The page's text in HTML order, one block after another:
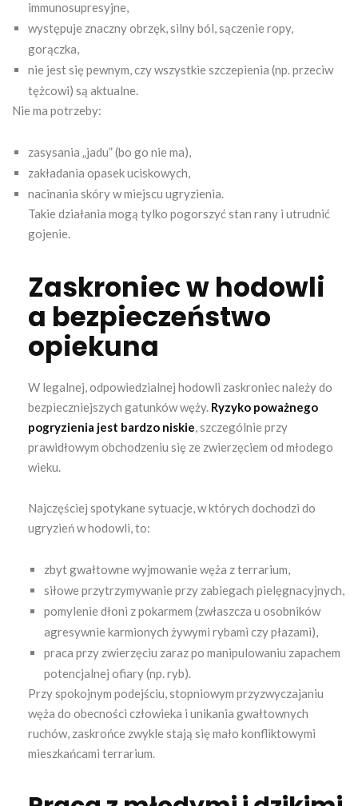
immunosupresyjne,
występuje znaczny obrzęk, silny ból, sączenie ropy,
gorączka,
nie jest się pewnym, czy wszystkie szczepienia (np. przeciw
tężcowi) są aktualne.
Nie ma potrzeby:
zasysania „jadu” (bo go nie ma),
zakładania opasek uciskowych,
nacinania skóry w miejscu ugryzienia.
Takie działania mogą tylko pogorszyć stan rany i utrudnić
gojenie.
Zaskroniec w hodowli
a bezpieczeństwo
opiekuna
W legalnej, odpowiedzialnej hodowli zaskroniec należy do
bezpieczniejszych gatunków węży. Ryzyko poważnego
pogryzienia jest bardzo niskie, szczególnie przy
prawidłowym obchodzeniu się ze zwierzęciem od młodego
wieku.
Najczęściej spotykane sytuacje, w których dochodzi do
ugryzień w hodowli, to:
zbyt gwałtowne wyjmowanie węża z terrarium,
siłowe przytrzymywanie przy zabiegach pielęgnacyjnych,
pomylenie dłoni z pokarmem (zwłaszcza u osobników
agresywnie karmionych żywymi rybami czy płazami),
praca przy zwierzęciu zaraz po manipulowaniu zapachem
potencjalnej ofiary (np. ryb).
Przy spokojnym podejściu, stopniowym przyzwyczajaniu
węża do obecności człowieka i unikania gwałtownych
ruchów, zaskrońce zwykle stają się mało konfliktowymi
mieszkańcami terrarium.